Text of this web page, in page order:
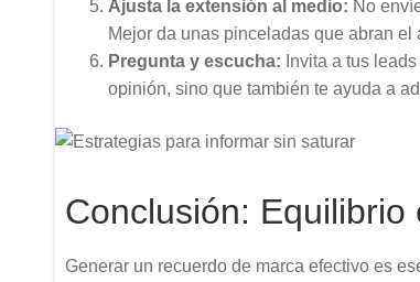
Ajusta la extensión al medio: No
Mejor da unas pinceladas que abran
Pregunta y escucha: Invita a tus
opinión, sino que también te ayuda a
Conclusión: Equilibrio
Generar un recuerdo de marca efectivo es